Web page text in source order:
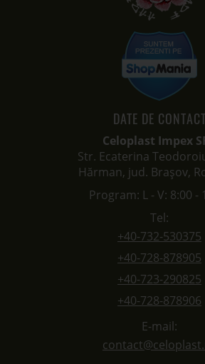
DATE DE CONTACT
Celoplast Impex
Str. Ecaterina
Hărman, jud. Brașov,
Program: L - V: 8:00 -
Tel:
+40-732-530375
+40-728-878905
+40-723-290825
+40-728-878906
E-mail: